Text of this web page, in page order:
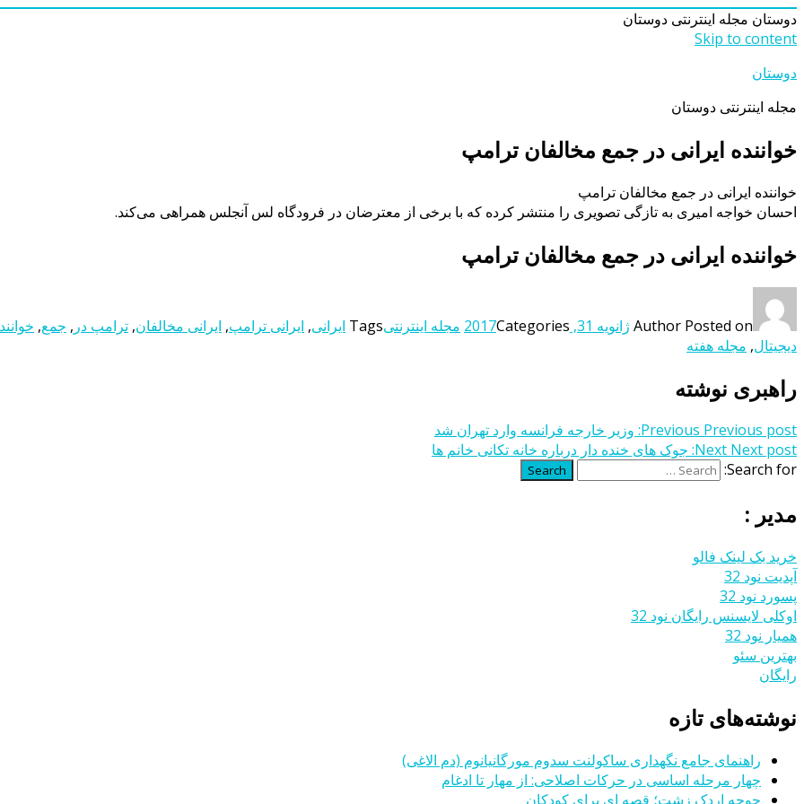
دوستان مجله اینترنتی دوستان
Skip to content
دوستان
مجله اینترنتی دوستان
خواننده ایرانی در جمع مخالفان ترامپ
خواننده ایرانی در جمع مخالفان ترامپ
احسان خواجه امیری به تازگی تصویری را منتشر کرده که با برخی از معترضان در فرودگاه لس آنجلس همراهی می‌کند.
خواننده ایرانی در جمع مخالفان ترامپ
Author Posted on ژانویه 31, 2017 Categories مجله اینترنتیTags ایرانی, ایرانی ترامپ, ایرانی مخالفان, ترامپ در , جمع,
دیجیتال, مجله هفته
راهبری نوشته
Previous Previous post:
وزیر خارجه فرانسه وارد تهران شد
Next Next post:
جوک های خنده دار درباره خانه تکانی خانم ها
Search for:
Search
مدیر :
خرید بک لینک فالو
آپدیت نود 32
پسورد نود 32
اوکلی لایسنس رایگان نود 32
همیار نود 32
بهترین سئو
رایگان
نوشته‌های تازه
راهنمای جامع نگهداری ساکولنت سدوم مورگانیانوم (دم الاغی)
چهار مرحله اساسی در حرکات اصلاحی: از مهار تا ادغام
جوجه اردک زشت؛ قصه ای برای کودکان